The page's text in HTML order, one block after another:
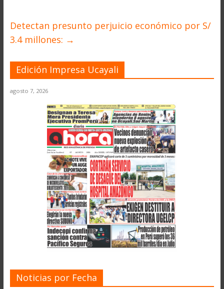
Detectan presunto perjuicio económico por S/
3.4 millones: →
Edición Impresa Ucayali
agosto 7, 2026
Noticias por Fecha